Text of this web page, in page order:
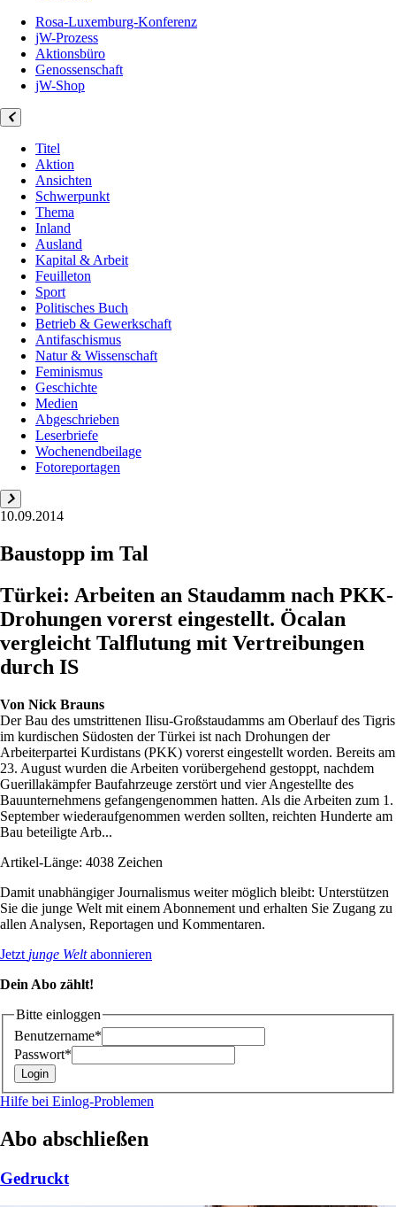
Rosa-Luxemburg-Konferenz
jW-Prozess
Aktionsbüro
Genossenschaft
jW-Shop
Titel
Aktion
Ansichten
Schwerpunkt
Thema
Inland
Ausland
Kapital & Arbeit
Feuilleton
Sport
Politisches Buch
Betrieb & Gewerkschaft
Antifaschismus
Natur & Wissenschaft
Feminismus
Geschichte
Medien
Abgeschrieben
Leserbriefe
Wochenendbeilage
Fotoreportagen
10.09.2014
Baustopp im Tal
Türkei: Arbeiten an Staudamm nach PKK-
Drohungen vorerst eingestellt. Öcalan
vergleicht Talflutung mit Vertreibungen
durch IS
Von Nick Brauns
Der Bau des umstrittenen Ilisu-Großstaudamms am Oberlauf des Tigris
im kurdischen Südosten der Türkei ist nach Drohungen der
Arbeiterpartei Kurdistans (PKK) vorerst eingestellt worden. Bereits am
23. August wurden die Arbeiten vorübergehend gestoppt, nachdem
Guerillakämpfer Baufahrzeuge zerstört und vier Angestellte des
Bauunternehmens gefangengenommen hatten. Als die Arbeiten zum 1.
September wiederaufgenommen werden sollten, reichten Hunderte am
Bau beteiligte Arb...
Artikel-Länge: 4038 Zeichen
Damit unabhängiger Journalismus weiter möglich bleibt: Unterstützen
Sie die junge Welt mit einem Abonnement und erhalten Sie Zugang zu
allen Analysen, Reportagen und Kommentaren.
Jetzt junge Weltabonnieren
Dein Abo zählt!
Bitte einloggen
Benutzername*
Passwort*
Hilfe bei Einlog-Problemen
Abo abschließen
Gedruckt